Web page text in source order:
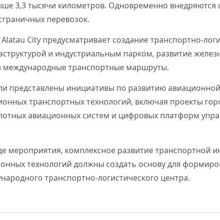
3,3 тысячи километров. Одновременно
перевозок.
City предусматривает создание транспортно-
и индустриальным парком, развитие
международные транспортные маршруты.
представлены инициативы по развитию
транспортных технологий, включая проекты
авиационных систем и цифровых платформ
мероприятия, комплексное развитие транспортной
технологий должны создать основу для
транспортно-логистического центра.